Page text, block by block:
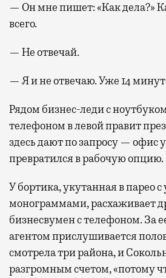
— Он мне пишет: «Как дела?»
всего.
— Не отвечай.
— Я и не отвечаю. Уже 14
Рядом бизнес-леди с
телефоном в левой правит
здесь дают по запросу — офис
превратился в рабочую опцию.
У бортика, укутанная в парео
монограммами, расхаживает
бизнесвумен с телефоном. За
агентом прислушивается
смотрела три района, и
разгромным счетом, «потому